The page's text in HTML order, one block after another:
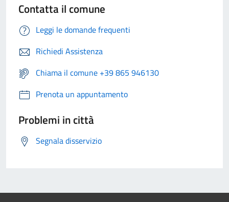
Contatta il comune
Leggi le domande frequenti
Richiedi Assistenza
Chiama il comune +39 865 946130
Prenota un appuntamento
Problemi in città
Segnala disservizio